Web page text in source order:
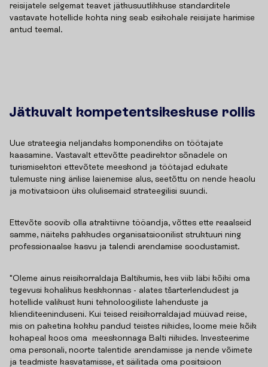
reisijatele selgemat teavet jätkusuutlikkuse standarditele
vastavate hotellide kohta ning seab esikohale reisijate harimise
antud teemal.
Jätkuvalt kompetentsikeskuse rollis
Uue strateegia neljandaks komponendiks on töötajate
kaasamine. Vastavalt ettevõtte peadirektor sõnadele on
turismisektori ettevõtete meeskond ja töötajad edukate
tulemuste ning ärilise laienemise alus, seetõttu on nende heaolu
ja motivatsioon üks olulisemaid strateegilisi suundi.
Ettevõte soovib olla atraktiivne tööandja, võttes ette reaalseid
samme, näiteks pakkudes organisatsioonilist struktuuri ning
professionaalse kasvu ja talendi arendamise soodustamist.
"Oleme ainus reisikorraldaja Baltikumis, kes viib läbi kõiki oma
tegevusi kohalikus keskkonnas - alates tšarterlendudest ja
hotellide valikust kuni tehnoloogiliste lahenduste ja
klienditeeninduseni. Kui teised reisikorraldajad müüvad reise,
mis on paketina kokku pandud teistes riikides, loome meie kõik
kohapeal koos oma meeskonnaga Balti riikides. Investeerime
oma personali, noorte talentide arendamisse ja nende võimete
ja teadmiste kasvatamisse, et säilitada oma positsioon